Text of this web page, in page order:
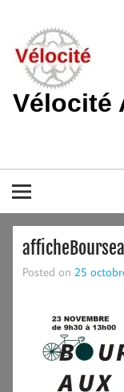
content
Vélocité
Posted on 25